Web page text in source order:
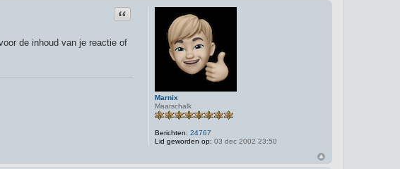
e
r
L
a
a
g
e
Marnix
Maarschalk
Berichten: 24767
Lid geworden op: 03 dec 2002 23:50
Citeer
de inhoud van je reactie of